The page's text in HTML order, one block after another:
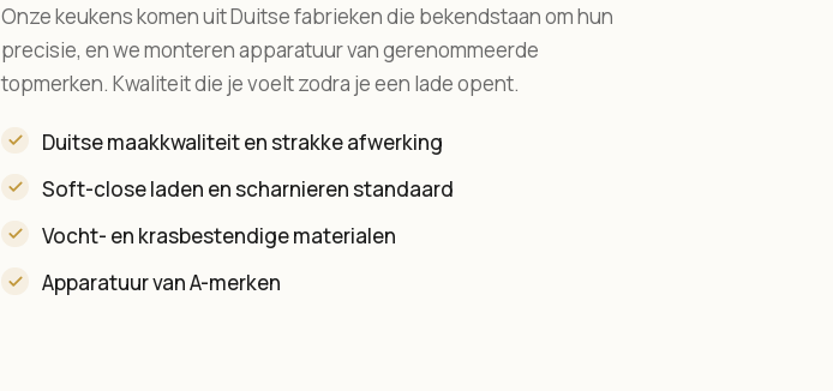
Onze keukens komen uit Duitse fabrieken die bekendstaan om hun
precisie, en we monteren apparatuur van gerenommeerde
topmerken. Kwaliteit die je voelt zodra je een lade opent.
Duitse maakkwaliteit en strakke afwerking
Soft-close laden en scharnieren standaard
Vocht- en krasbestendige materialen
Apparatuur van A-merken